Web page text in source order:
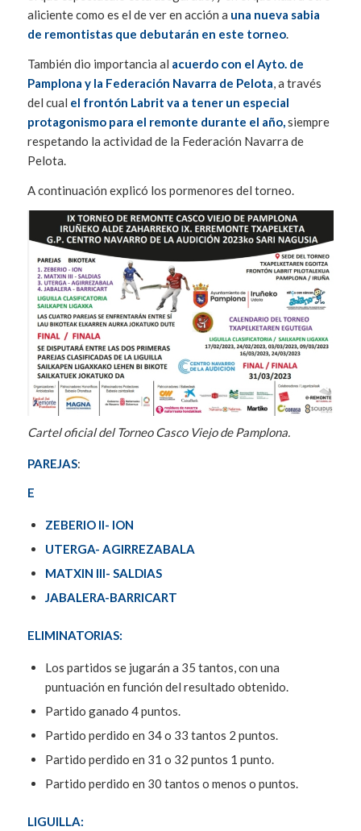
aliciente como es el de ver en acción a una nueva sabia
de remontistas que debutarán en este torneo.
También dio importancia al acuerdo con el Ayto. de
Pamplona y la Federación Navarra de Pelota, a través
del cual el frontón Labrit va a tener un especial
protagonismo para el remonte durante el año,siempre
respetando la actividad de la Federación Navarra de
Pelota.
A continuación explicó los pormenores del torneo.
Cartel oficial del Torneo Casco Viejo de Pamplona.
PAREJAS:
E
ZEBERIO II- ION
UTERGA- AGIRREZABALA
MATXIN III- SALDIAS
JABALERA-BARRICART
ELIMINATORIAS:
Los partidos se jugarán a 35 tantos, con una
puntuación en función del resultado obtenido.
Partido ganado 4 puntos.
Partido perdido en 34 o 33 tantos 2 puntos.
Partido perdido en 31 o 32 puntos 1 punto.
Partido perdido en 30 tantos o menos o puntos.
LIGUILLA: